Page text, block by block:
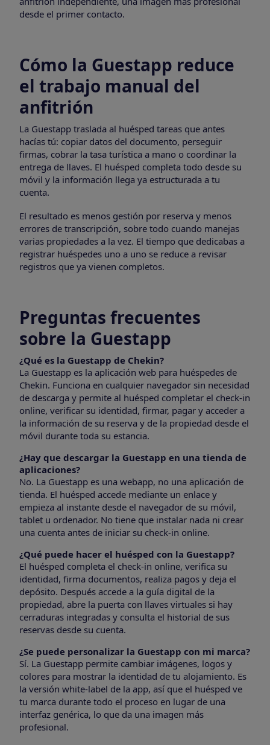
desde el primer contacto.
Cómo la Guestapp reduce
el trabajo manual del
anfitrión
La Guestapp traslada al huésped tareas que antes
hacías tú: copiar datos del documento, perseguir
firmas, cobrar la tasa turística a mano o coordinar la
entrega de llaves. El huésped completa todo desde su
móvil y la información llega ya estructurada a tu
cuenta.
El resultado es menos gestión por reserva y menos
errores de transcripción, sobre todo cuando manejas
varias propiedades a la vez. El tiempo que dedicabas a
registrar huéspedes uno a uno se reduce a revisar
registros que ya vienen completos.
Preguntas frecuentes
sobre la Guestapp
¿Qué es la Guestapp de Chekin?
La Guestapp es la aplicación web para huéspedes de
Chekin. Funciona en cualquier navegador sin necesidad
de descarga y permite al huésped completar el check-in
online, verificar su identidad, firmar, pagar y acceder a
la información de su reserva y de la propiedad desde el
móvil durante toda su estancia.
¿Hay que descargar la Guestapp en una tienda de
aplicaciones?
No. La Guestapp es una webapp, no una aplicación de
tienda. El huésped accede mediante un enlace y
empieza al instante desde el navegador de su móvil,
tablet u ordenador. No tiene que instalar nada ni crear
una cuenta antes de iniciar su check-in online.
¿Qué puede hacer el huésped con la Guestapp?
El huésped completa el check-in online, verifica su
identidad, firma documentos, realiza pagos y deja el
depósito. Después accede a la guía digital de la
propiedad, abre la puerta con llaves virtuales si hay
cerraduras integradas y consulta el historial de sus
reservas desde su cuenta.
¿Se puede personalizar la Guestapp con mi marca?
Sí. La Guestapp permite cambiar imágenes, logos y
colores para mostrar la identidad de tu alojamiento. Es
la versión white-label de la app, así que el huésped ve
tu marca durante todo el proceso en lugar de una
interfaz genérica, lo que da una imagen más
profesional.